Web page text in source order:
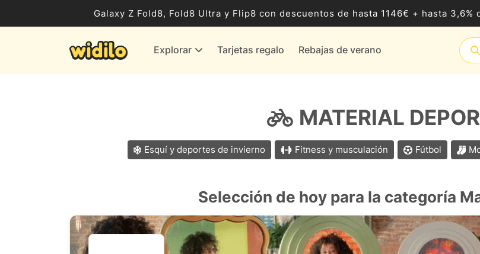
Galaxy Z Fold8, Fold8 Ultra y Flip8 con descuentos de hasta 1146€ + hasta 3,6%
Explorar Tarjetas regalo Rebajas de verano
Ocio, Entretenimiento y Cultura
Proveedores de gas y energía
MATERIAL
Esquí y deportes de invierno Fitness y musculación Fútbol
Selección de hoy para la categoría